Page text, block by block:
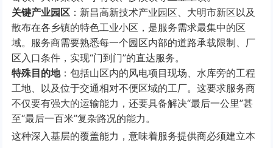
关键产业园区 ：新昌高新技术产业园区、大明市新区以及
散布在各乡镇的特色工业小区，是服务需求最集中的区
域。服务商需要熟悉每一个园区内部的道路承载限制、厂
区入口条件，实现“门到门”的直达服务。
特殊目的地：包括山区内的风电项目现场、水库旁的工程
工地、以及位于交通相对不便区域的工厂。这要求服务商
不仅要有强大的运输能力，还要具备解决“最后一公里”甚
至“最后一百米”复杂路况的能力。
这种深入基层的覆盖能力，意味着服务提供商必须建立本